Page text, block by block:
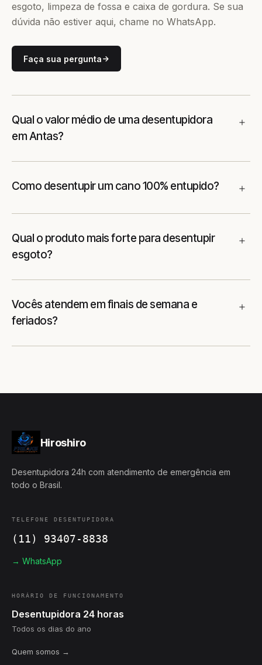
esgoto, limpeza de fossa e caixa de gordura. Se sua
dúvida não estiver aqui, chame no WhatsApp.
Faça sua pergunta
Qual o valor médio de uma desentupidora
em Antas?
Como desentupir um cano 100% entupido?
Qual o produto mais forte para desentupir
esgoto?
Vocês atendem em finais de semana e
feriados?
Hiroshiro
Desentupidora 24h com atendimento de emergência em
todo o Brasil.
TELEFONE DESENTUPIDORA
(11) 93407-8838
→ WhatsApp
HORÁRIO DE FUNCIONAMENTO
Desentupidora 24 horas
Todos os dias do ano
Quem somos →